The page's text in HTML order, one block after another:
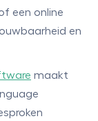
een online
en
maakt